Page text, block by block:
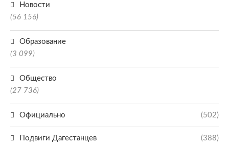
Новости
(56 156)
Образование
(3 099)
Общество
(27 736)
Официально (502)
Подвиги Дагестанцев (388)